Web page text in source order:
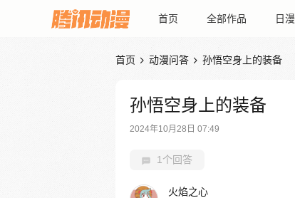
首页 全部作品 日漫
首页  动漫问答  孙悟空身上的装备
孙悟空身上的装备
2024年10月28日 07:49
1个回答
火焰之心